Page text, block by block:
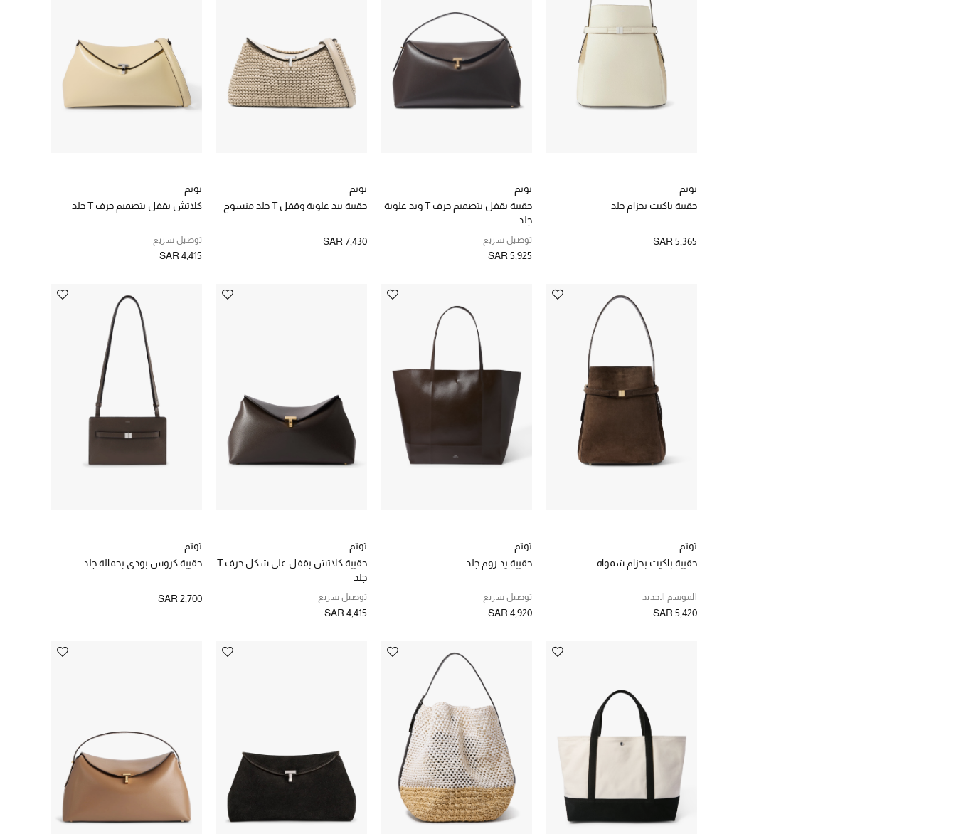
توتم
حقيبة باكيت بحزام جلد
SAR 5,365
توتم
حقيبة بقفل بتصميم حرف T ويد علوية
جلد
توصيل سريع
SAR 5,925
توتم
حقيبة بيد علوية وقفل T جلد منسوج
SAR 7,430
توتم
كلاتش بقفل بتصميم حرف T جلد
توصيل سريع
SAR 4,415
توتم
حقيبة باكيت بحزام شمواه
الموسم الجديد
SAR 5,420
توتم
حقيبة يد روم جلد
توصيل سريع
SAR 4,920
توتم
حقيبة كلاتش بقفل على شكل حرف T
جلد
توصيل سريع
SAR 4,415
توتم
حقيبة كروس بودي بحمالة جلد
SAR 2,700